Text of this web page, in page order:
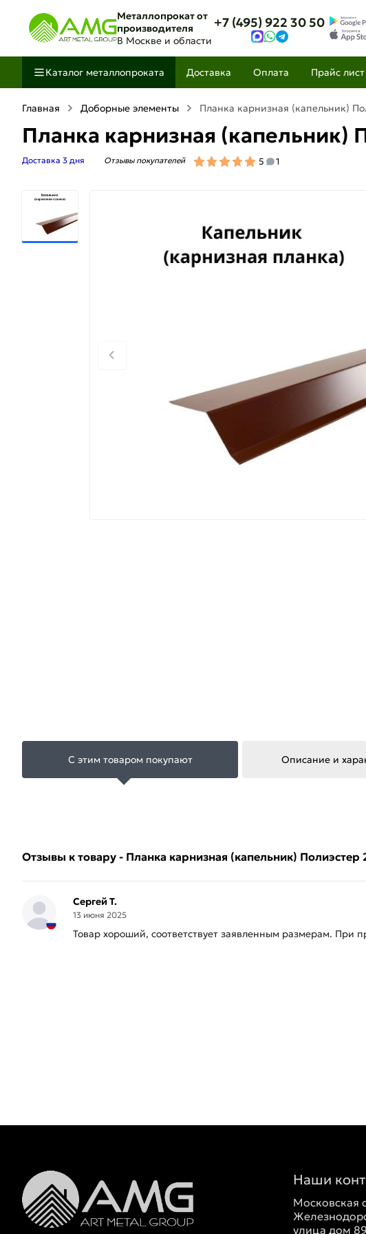
Металлопрокат от
производителя
В Москве и области
+7 (495) 922 30 50
Каталог металлопроката Доставка Оплата Прайс лист
Главная Доборные элементы Планка карнизная (капельник)
Планка карнизная (капельник)
Доставка 3 дня Отзывы покупателей 5 1
С этим товаром покупают Описание и
Отзывы к товару - Планка карнизная (капельник)
Сергей Т.
13 июня 2025
Товар хороший, соответствует заявленным размерам. При
Наши
Московская
улица дом